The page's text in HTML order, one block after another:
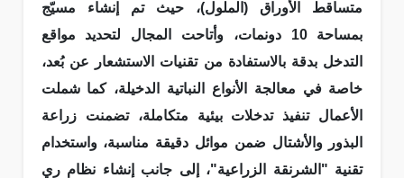
متساقط الأوراق (الملول)، حيث تم إنشاء مسيّج
بمساحة 10 دونمات، وأتاحت المجال لتحديد مواقع
التدخل بدقة بالاستفادة من تقنيات الاستشعار عن بُعد،
خاصة في معالجة الأنواع النباتية الدخيلة، كما شملت
الأعمال تنفيذ تدخلات بيئية متكاملة، تضمنت زراعة
البذور والأشتال ضمن موائل دقيقة مناسبة، واستخدام
تقنية "الشرنقة الزراعية"، إلى جانب إنشاء نظام ري